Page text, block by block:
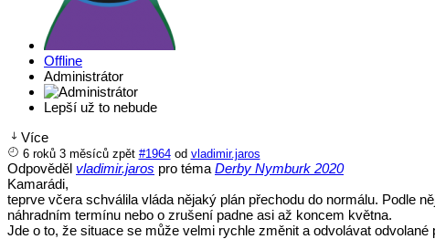
Offline
Administrátor
Lepší už to nebude
Více
6 roků 3 měsíců zpět #1964 od vladimir.jaros
Odpověděl vladimir.jaros pro téma Derby Nymburk 2020
Kamarádi,
teprve včera schválila vláda nějaký plán přechodu do normálu. Podle
náhradním termínu nebo o zrušení padne asi až koncem května.
Jde o to, že situace se může velmi rychle změnit a odvolávat odvolané